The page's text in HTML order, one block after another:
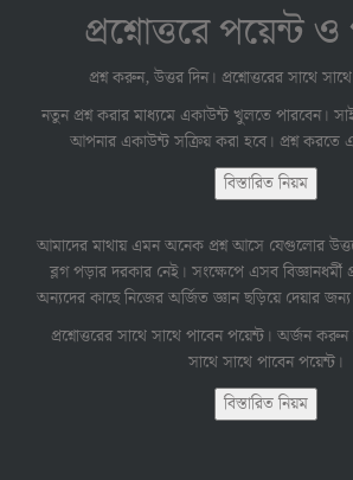
প্রশ্নোত্তরে পয়েন্ট
প্রশ্ন করুন, উত্তর দিন। প্রশ্নোত্তরের সাথে
নতুন প্রশ্ন করার মাধ্যমে একাউন্ট খুলতে পারবেন।
আপনার একাউন্ট সক্রিয় করা হবে। প্রশ্ন করতে
বিস্তারিত নিয়ম
আমাদের মাথায় এমন অনেক প্রশ্ন আসে যেগুলোর
ব্লগ পড়ার দরকার নেই। সংক্ষেপে এসব বিজ্ঞানধর্মী
অন্যদের কাছে নিজের অর্জিত জ্ঞান ছড়িয়ে দেয়ার
প্রশ্নোত্তরের সাথে সাথে পাবেন পয়েন্ট। অর্জন করুন
সাথে সাথে পাবেন পয়েন্ট।
বিস্তারিত নিয়ম